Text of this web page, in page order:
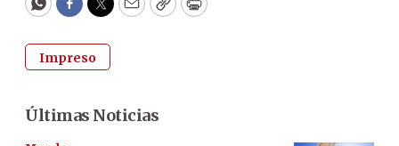
WhatsApp
Facebook
Twitter
EmailCopyPrint
Impreso
Últimas Noticias